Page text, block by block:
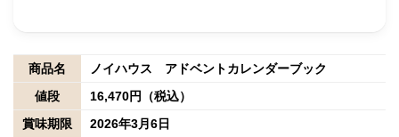
商品名
ノイハウス アドベントカレンダーブック
値段
16,470円（税込）
賞味期限
2026年3月6日